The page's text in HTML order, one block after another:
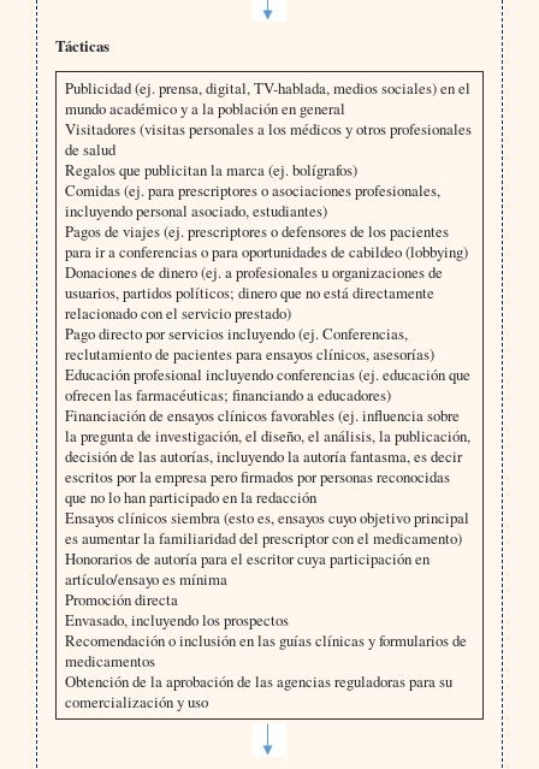
Tácticas
Publicidad (ej. prensa, digital, TV-hablada, medios sociales) en el
mundo académico y a la población en general
Visitadores (visitas personales a los médicos y otros profesionales
de salud
Regalos que publicitan la marca (ej. bolígrafos)
Comidas (ej. para prescriptores o asociaciones profesionales,
incluyendo personal asociado, estudiantes)
Pagos de viajes (ej. prescriptores o defensores de los pacientes
para ir a conferencias o para oportunidades de cabildeo (lobbying)
Donaciones de dinero (ej. a profesionales u organizaciones de
usuarios, partidos políticos; dinero que no está directamente
relacionado con el servicio prestado)
Pago directo por servicios incluyendo (ej. Conferencias,
reclutamiento de pacientes para ensayos clínicos, asesorías)
Educación profesional incluyendo conferencias (ej. educación que
ofrecen las farmacéuticas; financiando a educadores)
Financiación de ensayos clínicos favorables (ej. influencia sobre
la pregunta de investigación, el diseño, el análisis, la publicación,
decisión de las autorías, incluyendo la autoría fantasma, es decir
escritos por la empresa pero firmados por personas reconocidas
que no lo han participado en la redacción
Ensayos clínicos siembra (esto es, ensayos cuyo objetivo principal
es aumentar la familiaridad del prescriptor con el medicamento)
Honorarios de autoría para el escritor cuya participación en
artículo/ensayo es mínima
Promoción directa
Envasado, incluyendo los prospectos
Recomendación o inclusión en las guías clínicas y formularios de
medicamentos
Obtención de la aprobación de las agencias reguladoras para su
comercialización y uso